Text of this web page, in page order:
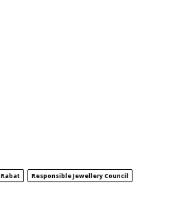
Rabat
Responsible Jewellery Council